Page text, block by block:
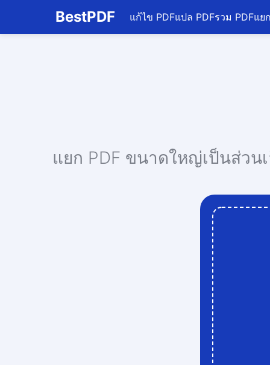
BestPDF แก้ไข PDFแปล PDFรวม PDFแย
แยก PDF ขนาดใหญ่เป็นส่วน